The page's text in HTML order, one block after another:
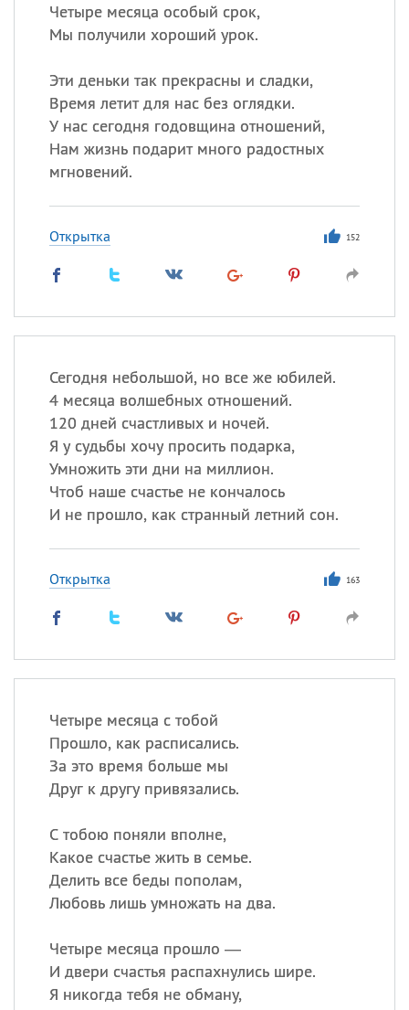
Четыре месяца особый срок,
Мы получили хороший урок.
Эти деньки так прекрасны и сладки,
Время летит для нас без оглядки.
У нас сегодня годовщина отношений,
Нам жизнь подарит много радостных
мгновений.
Открытка 152
Сегодня небольшой, но все же юбилей.
4 месяца волшебных отношений.
120 дней счастливых и ночей.
Я у судьбы хочу просить подарка,
Умножить эти дни на миллион.
Чтоб наше счастье не кончалось
И не прошло, как странный летний сон.
Открытка 163
Четыре месяца с тобой
Прошло, как расписались.
За это время больше мы
Друг к другу привязались.
С тобою поняли вполне,
Какое счастье жить в семье.
Делить все беды пополам,
Любовь лишь умножать на два.
Четыре месяца прошло —
И двери счастья распахнулись шире.
Я никогда тебя не обману,